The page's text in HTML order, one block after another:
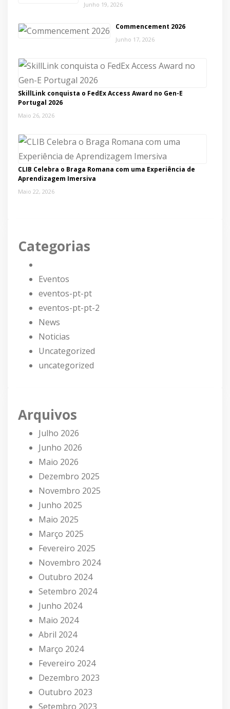
Junho 19, 2026
Commencement 2026
Junho 17, 2026
SkillLink conquista o FedEx Access Award no Gen-E
Portugal 2026
Maio 26, 2026
CLIB Celebra o Braga Romana com uma Experiência de
Aprendizagem Imersiva
Maio 22, 2026
Categorias
Eventos
eventos-pt-pt
eventos-pt-pt-2
News
Noticias
Uncategorized
uncategorized
Arquivos
Julho 2026
Junho 2026
Maio 2026
Dezembro 2025
Novembro 2025
Junho 2025
Maio 2025
Março 2025
Fevereiro 2025
Novembro 2024
Outubro 2024
Setembro 2024
Junho 2024
Maio 2024
Abril 2024
Março 2024
Fevereiro 2024
Dezembro 2023
Outubro 2023
Setembro 2023